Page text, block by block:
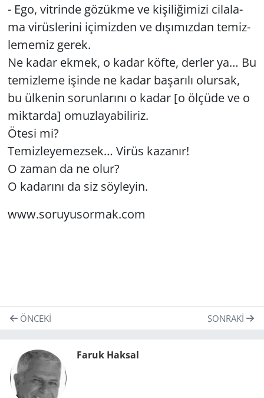
- Ego, vit­rin­de gö­zük­me ve ki­şi­li­ği­mi­zi ci­la­la­
ma vi­rüs­le­ri­ni içi­miz­den ve dı­şı­mız­dan te­miz­
le­me­miz gerek.
Ne kadar ekmek, o kadar köfte, der­ler ya… Bu
te­miz­le­me işin­de ne kadar ba­şa­rı­lı olur­sak,
bu ül­ke­nin so­run­la­rı­nı o kadar [o öl­çü­de ve o
mik­tar­da] omuz­la­ya­bi­li­riz.
Ötesi mi?
Te­miz­le­ye­mez­sek… Virüs ka­za­nır!
O zaman da ne olur?
O ka­da­rı­nı da siz söy­le­yin.
www.​so­ru­yu­sor­mak.​com
ÖNCEKI SONRAKI
Faruk Haksal